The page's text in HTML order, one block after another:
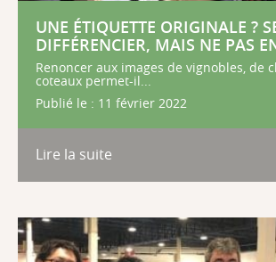
UNE ÉTIQUETTE ORIGINALE ?
DIFFÉRENCIER, MAIS NE PAS
Renoncer aux images de vignobles, de
coteaux permet-il...
Publié le : 11 février 2022
Lire la suite